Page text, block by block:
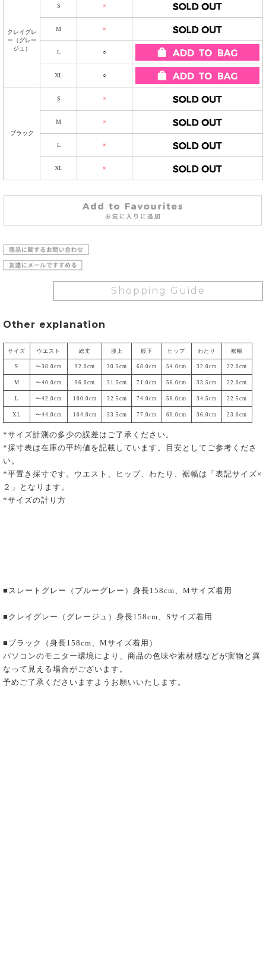
クレイグレ
ー（グレー
ジュ）
S ×
M ×
L ○
XL ○
ブラック
S ×
M ×
L ×
XL ×
Shopping Guide
Other explanation
サイズ ウエスト 総丈 股上 股下 ヒップ わたり 裾幅
S 〜38.0cm 92.0cm 30.5cm 68.0cm 54.0cm 32.0cm 22.0cm
M 〜40.0cm 96.0cm 31.5cm 71.0cm 56.0cm 33.5cm 22.0cm
L 〜42.0cm 100.0cm 32.5cm 74.0cm 58.0cm 34.5cm 22.5cm
XL 〜44.0cm 104.0cm 33.5cm 77.0cm 60.0cm 36.0cm 23.0cm
*サイズ計測の多少の誤差はご了承ください。
*採寸表は在庫の平均値を記載しています。目安としてご参考くださ
い。
*平置き採寸です。ウエスト、ヒップ、わたり、裾幅は「表記サイズ×
２」となります。
*サイズの計り方
■スレートグレー（ブルーグレー）身長158cm、Mサイズ着用
■クレイグレー（グレージュ）身長158cm、Sサイズ着用
■ブラック（身長158cm、Mサイズ着用）
パソコンのモニター環境により、商品の色味や素材感などが実物と異
なって見える場合がございます。
予めご了承くださいますようお願いいたします。